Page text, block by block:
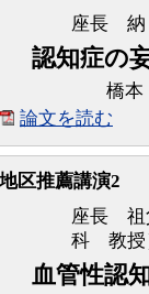
座長 納
認知症の
橋
論文を読む
地区推薦講演2
座長 祖
科 教授
血管性認